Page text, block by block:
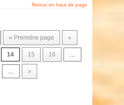
Retour en haut de page
« Première page «
14 15 16 …
… »